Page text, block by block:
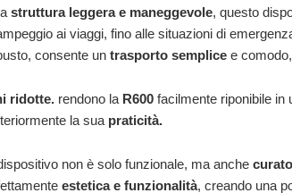
struttura leggera e maneggevole, questo
ai viaggi, fino alle situazioni di
consente un trasporto semplice e
ridotte. rendono la R600 facilmente riponibile in
la sua praticità.
non è solo funzionale, ma anche
estetica e funzionalità, creando una